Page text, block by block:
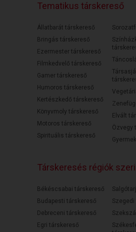
Tematikus társkereső
Állatbarát társkereső
Bringás társkereső
Ezermester társkereső
Filmkedvelő társkereső
Gamer társkereső
Humoros társkereső
Kertészkedő társkereső
Könyvmoly társkereső
Motoros társkereső
Spirituális társkereső
Elvált
Özvegy
Társkeresés régiók
Békéscsabai társkereső
Budapesti társkereső
Debreceni társkereső
Egri társkereső